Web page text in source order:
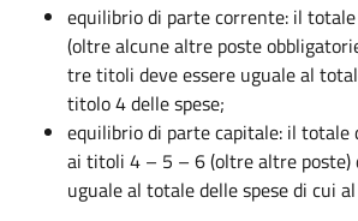
equilibrio di parte corrente: il
(oltre alcune altre poste
tre titoli deve essere uguale al
titolo 4 delle spese;
equilibrio di parte capitale: il totale
ai titoli 4 – 5 – 6 (oltre altre poste)
uguale al totale delle spese di cui